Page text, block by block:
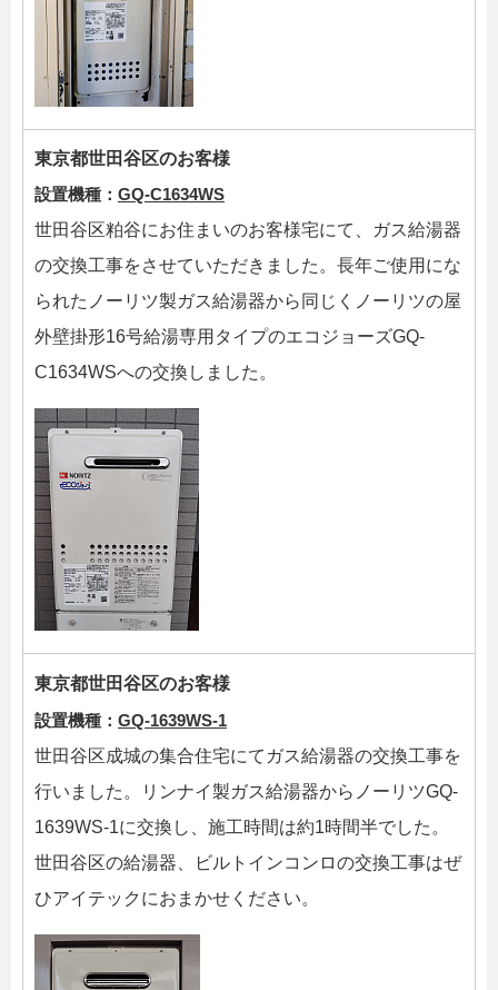
東京都世田谷区のお客様
設置機種： GQ-C1634WS
世田谷区粕谷にお住まいのお客様宅にて、ガス給湯器
の交換工事をさせていただきました。長年ご使用にな
られたノーリツ製ガス給湯器から同じくノーリツの屋
外壁掛形16号給湯専用タイプのエコジョーズGQ-
C1634WSへの交換しました。
東京都世田谷区のお客様
設置機種： GQ-1639WS-1
世田谷区成城の集合住宅にてガス給湯器の交換工事を
行いました。リンナイ製ガス給湯器からノーリツGQ-
1639WS-1に交換し、施工時間は約1時間半でした。
世田谷区の給湯器、ビルトインコンロの交換工事はぜ
ひアイテックにおまかせください。